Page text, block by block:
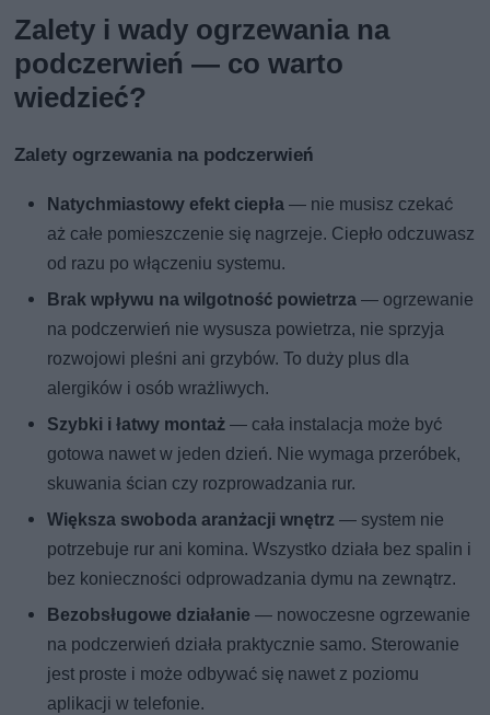
Zalety i wady ogrzewania na
podczerwień — co warto
wiedzieć?
Zalety ogrzewania na podczerwień
Natychmiastowy efekt ciepła — nie musisz czekać
aż całe pomieszczenie się nagrzeje. Ciepło odczuwasz
od razu po włączeniu systemu.
Brak wpływu na wilgotność powietrza — ogrzewanie
na podczerwień nie wysusza powietrza, nie sprzyja
rozwojowi pleśni ani grzybów. To duży plus dla
alergików i osób wrażliwych.
Szybki i łatwy montaż — cała instalacja może być
gotowa nawet w jeden dzień. Nie wymaga przeróbek,
skuwania ścian czy rozprowadzania rur.
Większa swoboda aranżacji wnętrz — system nie
potrzebuje rur ani komina. Wszystko działa bez spalin i
bez konieczności odprowadzania dymu na zewnątrz.
Bezobsługowe działanie — nowoczesne ogrzewanie
na podczerwień działa praktycznie samo. Sterowanie
jest proste i może odbywać się nawet z poziomu
aplikacji w telefonie.